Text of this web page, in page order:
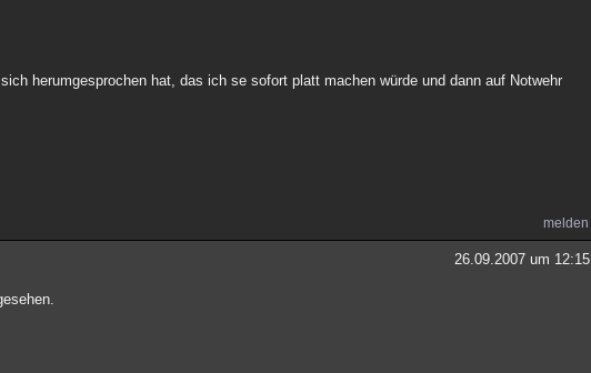
herumgesprochen hat, das ich se sofort platt machen würde und dann auf Notwehr
melden
26.09.2007 um 12:15